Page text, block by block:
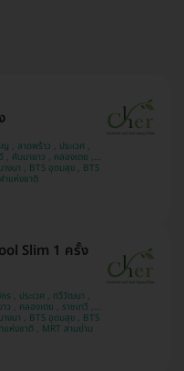
, BTS สนามกีฬาแห่งชาติ
Slim 1 ครั้ง
อโศก , MRT สุขุมวิท , BTS อ่อนนุช , BTS สนามกีฬาแห่งชาติ , MRT สามย่าน